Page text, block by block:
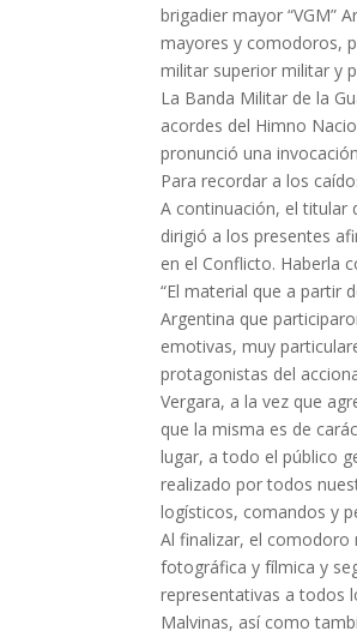
brigadier mayor “VGM”
mayores y comodoros,
militar superior militar y
La Banda Militar de la
acordes del Himno
pronunció una
Para recordar a los
A continuación, el titular
dirigió a los presentes
en el Conflicto. Haberla
“El material que a partir
Argentina que
emotivas, muy
protagonistas del
Vergara, a la vez que
que la misma es de
lugar, a todo el público
realizado por todos
logísticos, comandos y
Al finalizar, el comodoro
fotográfica y fílmica y
representativas a todos
Malvinas, así como